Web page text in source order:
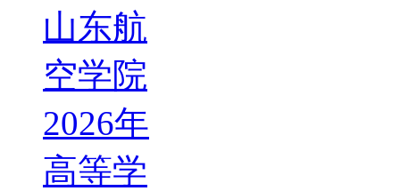
山东航
空学院
2026年
高等学